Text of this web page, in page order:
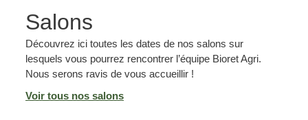
Salons
Découvrez ici toutes les dates de nos salons sur
lesquels vous pourrez rencontrer l’équipe Bioret Agri.
Nous serons ravis de vous accueillir !
Voir tous nos salons